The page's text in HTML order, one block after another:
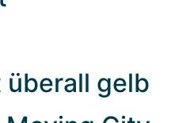
überall gelb